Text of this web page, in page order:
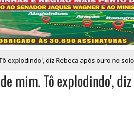
explodindo', diz Rebeca após ouro no solo
mim. Tô explodindo', diz